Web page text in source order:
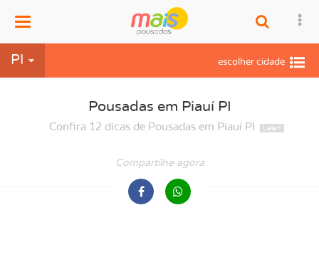
Menu
PI
Pousadas em Piauí PI
Confira 12 dicas de Pousadas em Piauí PI
Compartilhe agora